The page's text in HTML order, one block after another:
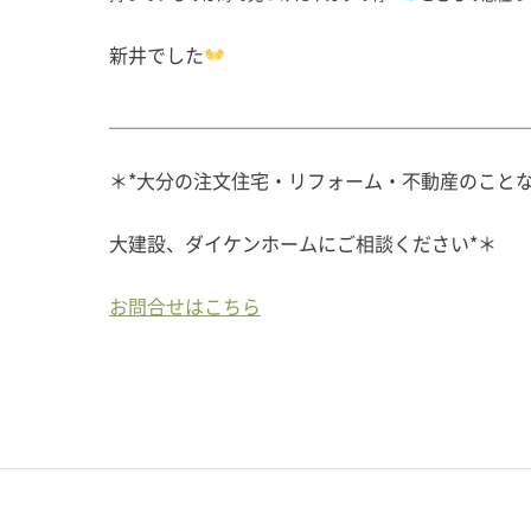
新井でした
＊*大分の注文住宅・リフォーム・不動産のこと
大建設、ダイケンホームにご相談ください*＊
お問合せはこちら